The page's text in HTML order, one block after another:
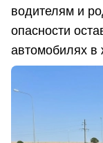
водителям и
опасности
автомобилях в